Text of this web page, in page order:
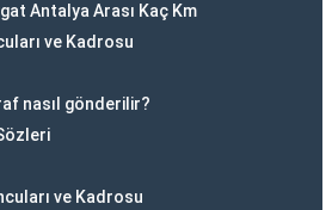
Antalya Arası Kaç Km
ve Kadrosu
nasıl gönderilir?
ve Kadrosu